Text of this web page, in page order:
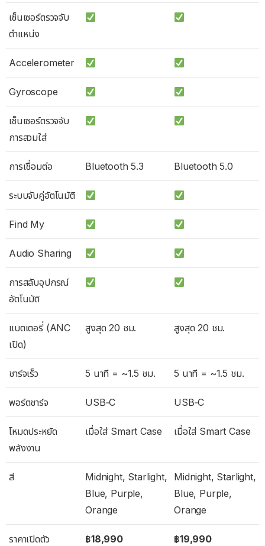
เซ็นเซอร์ตรวจจับ
ตำแหน่ง
Accelerometer
Gyroscope
เซ็นเซอร์ตรวจจับ
การสวมใส่
การเชื่อมต่อ Bluetooth 5.3 Bluetooth 5.0
ระบบจับคู่อัตโนมัติ
Find My
Audio Sharing
การสลับอุปกรณ์
อัตโนมัติ
แบตเตอรี่ (ANC
เปิด)
สูงสุด 20 ชม. สูงสุด 20 ชม.
ชาร์จเร็ว 5 นาที = ~1.5 ชม. 5 นาที = ~1.5 ชม.
พอร์ตชาร์จ USB‑C USB‑C
โหมดประหยัด
พลังงาน
เมื่อใส่ Smart Case เมื่อใส่ Smart Case
สี
Midnight, Starlight,
Blue, Purple,
Orange
Midnight, Starlight,
Blue, Purple,
Orange
ราคาเปิดตัว ฿18,990 ฿19,990